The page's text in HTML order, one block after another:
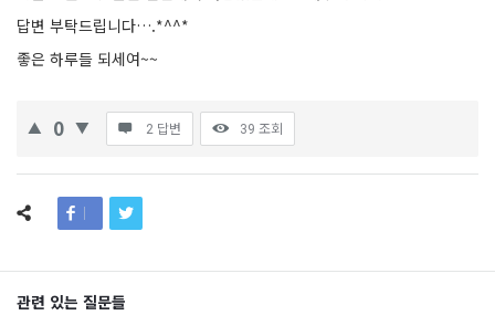
답변 부탁드립니다….*^^*
좋은 하루들 되세여~~
0 2 답변 39 조회
관련 있는 질문들